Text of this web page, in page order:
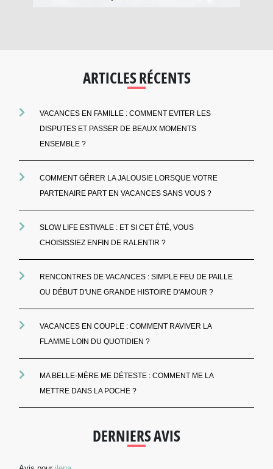
ARTICLES RÉCENTS
VACANCES EN FAMILLE : COMMENT EVITER LES
DISPUTES ET PASSER DE BEAUX MOMENTS
ENSEMBLE ?
COMMENT GÉRER LA JALOUSIE LORSQUE VOTRE
PARTENAIRE PART EN VACANCES SANS VOUS ?
SLOW LIFE ESTIVALE : ET SI CET ÉTÉ, VOUS
CHOISISSIEZ ENFIN DE RALENTIR ?
RENCONTRES DE VACANCES : SIMPLE FEU DE PAILLE
OU DÉBUT D'UNE GRANDE HISTOIRE D'AMOUR ?
VACANCES EN COUPLE : COMMENT RAVIVER LA
FLAMME LOIN DU QUOTIDIEN ?
MA BELLE-MÈRE ME DÉTESTE : COMMENT ME LA
METTRE DANS LA POCHE ?
DERNIERS AVIS